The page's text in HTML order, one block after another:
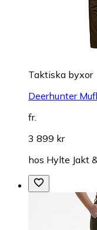
Taktiska byxor
Deerhunter
fr.
3 899 kr
hos Hylte Jakt